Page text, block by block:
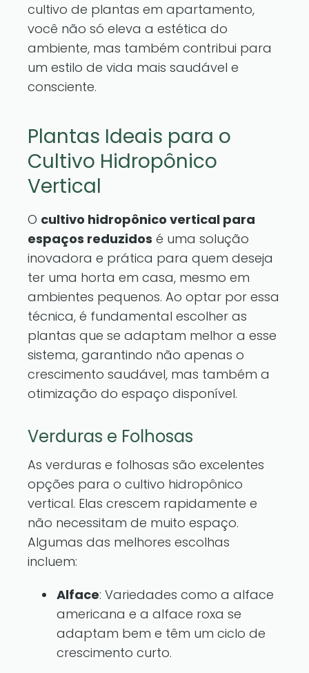
cultivo de plantas em apartamento,
você não só eleva a estética do
ambiente, mas também contribui para
um estilo de vida mais saudável e
consciente.
Plantas Ideais para o
Cultivo Hidropônico
Vertical
O cultivo hidropônico vertical para
espaços reduzidos é uma solução
inovadora e prática para quem deseja
ter uma horta em casa, mesmo em
ambientes pequenos. Ao optar por essa
técnica, é fundamental escolher as
plantas que se adaptam melhor a esse
sistema, garantindo não apenas o
crescimento saudável, mas também a
otimização do espaço disponível.
Verduras e Folhosas
As verduras e folhosas são excelentes
opções para o cultivo hidropônico
vertical. Elas crescem rapidamente e
não necessitam de muito espaço.
Algumas das melhores escolhas
incluem:
Alface: Variedades como a alface
americana e a alface roxa se
adaptam bem e têm um ciclo de
crescimento curto.